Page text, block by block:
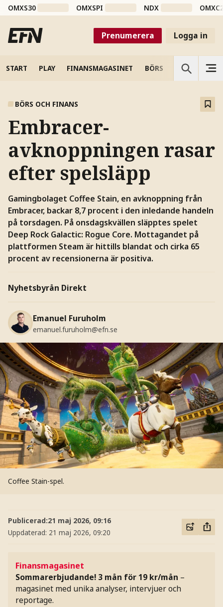
OMXS30 OMXSPI NDX
Prenumerera Logga in
START PLAY FINANSMAGASINET BÖRS VETENSKAP
BÖRS OCH FINANS
Embracer-
avknoppningen rasar
efter spelsläpp
Gamingbolaget Coffee Stain, en avknoppning från
Embracer, backar 8,7 procent i den inledande handeln
på torsdagen. På onsdagskvällen släpptes spelet
Deep Rock Galactic: Rogue Core. Mottagandet på
plattformen Steam är hittills blandat och cirka 65
procent av recensionerna är positiva.
Nyhetsbyrån Direkt
Emanuel Furuholm
emanuel.furuholm@efn.se
Coffee Stain-spel.
Publicerad:21 maj 2026, 09:16
Uppdaterad: 21 maj 2026, 09:20
Finansmagasinet
Sommarerbjudande! 3 mån för 19 kr/mån –
magasinet med unika analyser, intervjuer och
reportage.